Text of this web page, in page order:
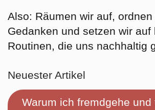
Also: Räumen wir auf,
Gedanken und setzen wir auf
Routinen, die uns nachhaltig
Neuester Artikel
Warum ich fremdgehe und